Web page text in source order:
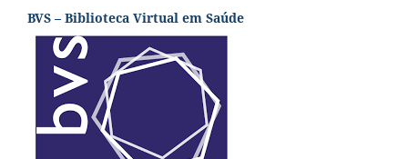
BVS – Biblioteca Virtual em Saúde